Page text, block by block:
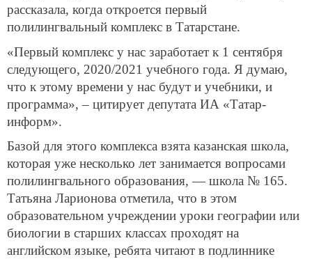
рассказала, когда откроется первый
полилингвальный комплекс в Татарстане.
«Первый комплекс у нас заработает к 1 сентября
следующего, 2020/2021 учебного года. Я думаю,
что к этому времени у нас будут и учебники, и
программа», – цитирует депутата ИА «Татар-
информ».
Базой для этого комплекса взята казанская школа,
которая уже несколько лет занимается вопросами
полилингвального образования, — школа № 165.
Татьяна Ларионова отметила, что в этом
образовательном учреждении уроки географии или
биологии в старших классах проходят на
английском языке, ребята читают в подлиннике